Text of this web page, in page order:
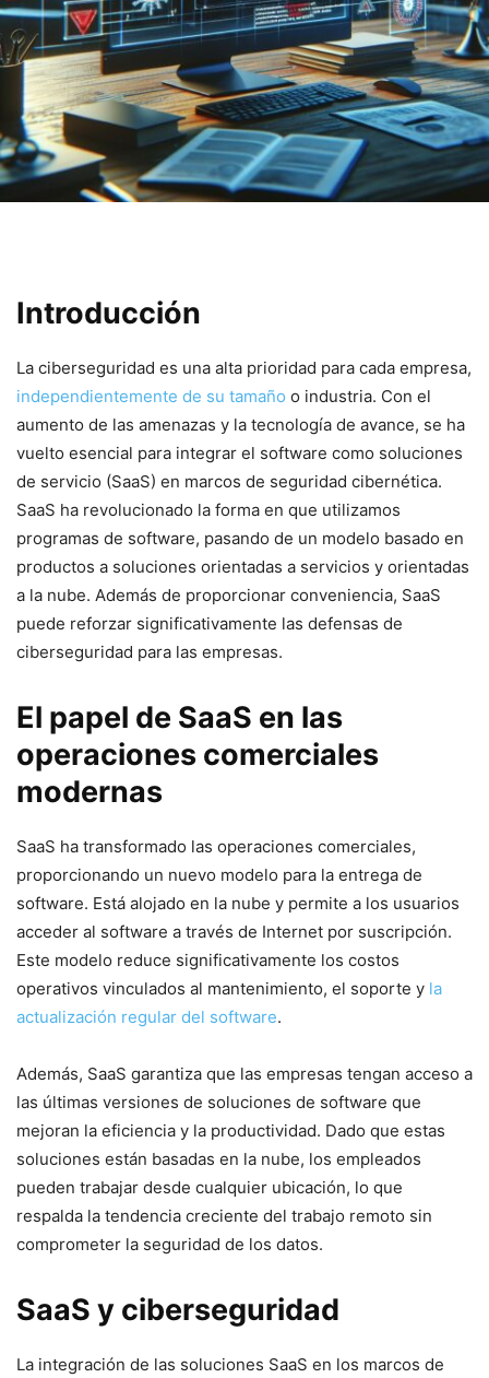
Introducción
La ciberseguridad es una alta‌ prioridad para cada empresa,
independientemente de su tamaño ⁢o industria. Con el
aumento de las ⁣amenazas y la tecnología de avance, se ha
vuelto ⁢esencial ⁣para integrar el software como soluciones
de servicio (SaaS) en marcos de seguridad cibernética.
SaaS ha revolucionado la forma en que utilizamos
programas de software, pasando de un modelo basado en
productos a soluciones orientadas a servicios y orientadas
a la nube. Además de proporcionar conveniencia, SaaS
puede reforzar significativamente las defensas de
ciberseguridad para las empresas.
El papel de SaaS en ​las
operaciones comerciales
⁢modernas
SaaS ha transformado las operaciones comerciales,
proporcionando un nuevo modelo para la entrega de
software. Está alojado ‍en la nube y permite a los usuarios
acceder‍ al software a través ⁤de Internet por ⁣suscripción.
Este modelo reduce significativamente los costos⁢
operativos vinculados al ‌mantenimiento, el soporte⁤ y la
actualización regular del software.
Además, SaaS garantiza que las empresas ​tengan acceso ⁣a⁤
las últimas versiones de⁣ soluciones de software que⁣
mejoran la ‍eficiencia y‌ la productividad. Dado que estas
soluciones ‌están ‍basadas ⁤en la nube, los empleados
pueden trabajar desde cualquier ubicación, lo que
respalda la tendencia creciente del⁣ trabajo​ remoto sin
comprometer la ⁣seguridad ⁣de los datos.
SaaS y ciberseguridad
La integración de las soluciones SaaS ‌en⁢ los marcos de